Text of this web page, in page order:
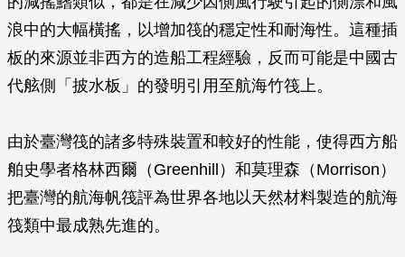
浪中的大幅橫搖，以增加筏的穩定性和耐海性。這種插
板的來源並非西方的造船工程經驗，反而可能是中國古
代舷側「披水板」的發明引用至航海竹筏上。
由於臺灣筏的諸多特殊裝置和較好的性能，使得西方船
舶史學者格林西爾（Greenhill）和莫理森（Morrison）
把臺灣的航海帆筏評為世界各地以天然材料製造的航海
筏類中最成熟先進的。